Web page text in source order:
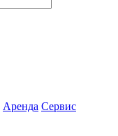
Аренда Сервис